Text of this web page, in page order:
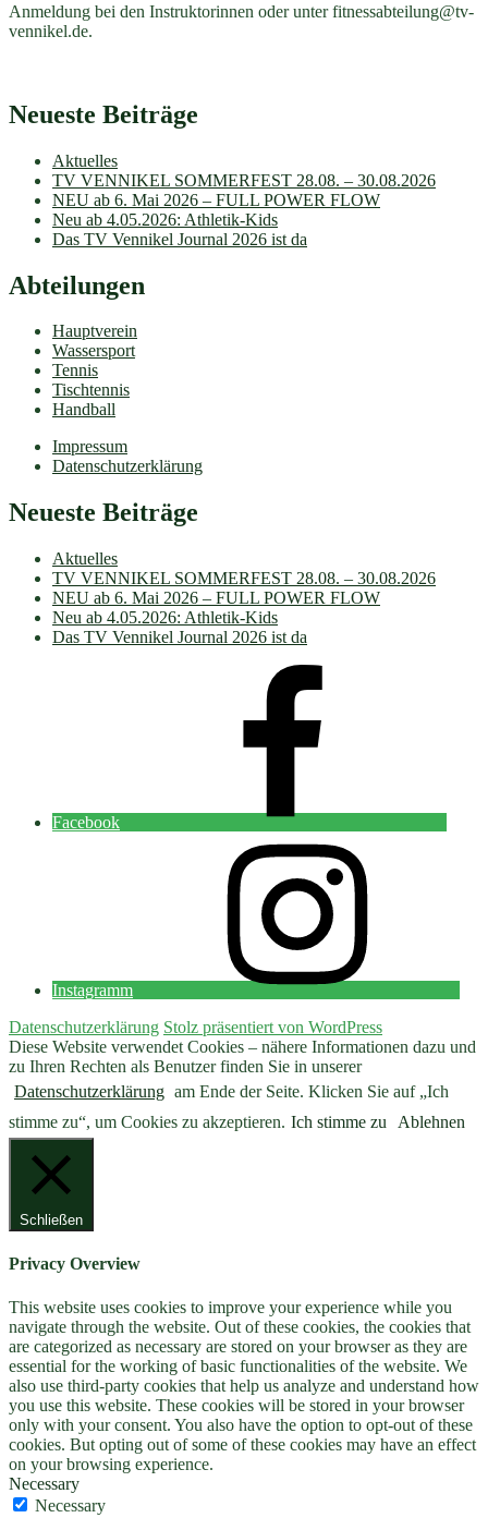
Anmeldung bei den Instruktorinnen oder unterfitnessabteilung@tv-
vennikel.de.
Neueste Beiträge
Aktuelles
TV VENNIKEL SOMMERFEST 28.08. – 30.08.2026
NEU ab 6. Mai 2026 – FULL POWER FLOW
Neu ab 4.05.2026: Athletik-Kids
Das TV Vennikel Journal 2026 ist da
Abteilungen
Hauptverein
Wassersport
Tennis
Tischtennis
Handball
Impressum
Datenschutzerklärung
Neueste Beiträge
Aktuelles
TV VENNIKEL SOMMERFEST 28.08. – 30.08.2026
NEU ab 6. Mai 2026 – FULL POWER FLOW
Neu ab 4.05.2026: Athletik-Kids
Das TV Vennikel Journal 2026 ist da
Facebook
Instagramm
Datenschutzerklärung Stolz präsentiert von WordPress
Diese Website verwendet Cookies – nähere Informationen dazu und
zu Ihren Rechten als Benutzer finden Sie in unserer
Datenschutzerklärung am Ende der Seite. Klicken Sie auf „Ich
stimme zu“, um Cookies zu akzeptieren. Ich stimme zu Ablehnen
Schließen
Privacy Overview
This website uses cookies to improve your experience while you
navigate through the website. Out of these cookies, the cookies that
are categorized as necessary are stored on your browser as they are
essential for the working of basic functionalities of the website. We
also use third-party cookies that help us analyze and understand how
you use this website. These cookies will be stored in your browser
only with your consent. You also have the option to opt-out of these
cookies. But opting out of some of these cookies may have an effect
on your browsing experience.
Necessary
Necessary